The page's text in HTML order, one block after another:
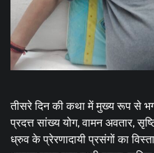
तीसरे दिन की कथा में मुख्य रूप से
प्रदत्त सांख्य योग, वामन अवतार,
ध्रुव के प्रेरणादायी प्रसंगों का